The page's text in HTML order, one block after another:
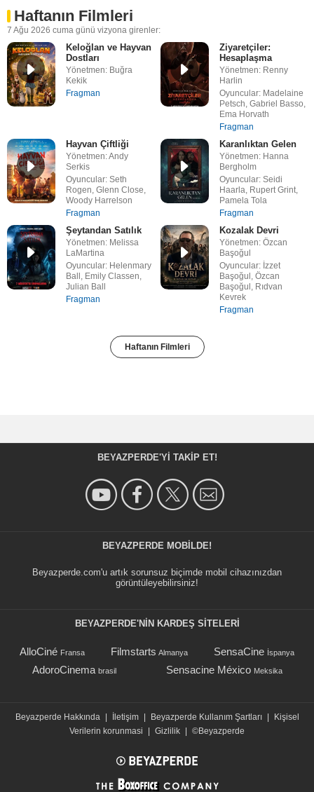
Haftanın Filmleri
7 Ağu 2026 cuma günü vizyona girenler:
Keloğlan ve Hayvan
Dostları
Yönetmen: Buğra
Kekik
Fragman
Ziyaretçiler:
Hesaplaşma
Yönetmen: Renny
Harlin
Oyuncular: Madelaine
Petsch, Gabriel Basso,
Ema Horvath
Fragman
Hayvan Çiftliği
Yönetmen: Andy
Serkis
Oyuncular: Seth
Rogen, Glenn Close,
Woody Harrelson
Fragman
Karanlıktan Gelen
Yönetmen: Hanna
Bergholm
Oyuncular: Seidi
Haarla, Rupert Grint,
Pamela Tola
Fragman
Şeytandan Satılık
Yönetmen: Melissa
LaMartina
Oyuncular: Helenmary
Ball, Emily Classen,
Julian Ball
Fragman
Kozalak Devri
Yönetmen: Özcan
Başoğul
Oyuncular: İzzet
Başoğul, Özcan
Başoğul, Rıdvan
Kevrek
Fragman
Haftanın Filmleri
BEYAZPERDE'YI TAKIP ET!
BEYAZPERDE MOBILDE!
Beyazperde.com'u artık sorunsuz biçimde mobil cihazınızdan
görüntüleyebilirsiniz!
BEYAZPERDE'NIN KARDEŞ SİTELERİ
AlloCiné Fransa Filmstarts Almanya SensaCine İspanya
AdoroCinema brasil Sensacine México Meksika
Beyazperde Hakkında | İletişim | Beyazperde Kullanım Şartları |
Kişisel
Verilerin korunmasi
| Gizlilik | ©Beyazperde